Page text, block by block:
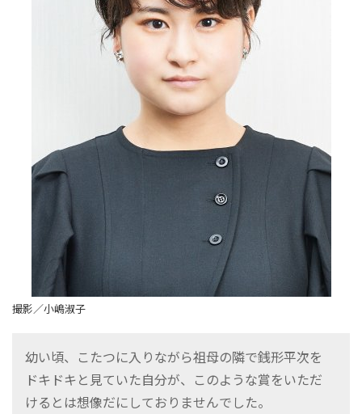
撮影／小嶋淑子
幼い頃、こたつに入りながら祖母の隣で銭形平次を
ドキドキと見ていた自分が、このような賞をいただ
けるとは想像だにしておりませんでした。